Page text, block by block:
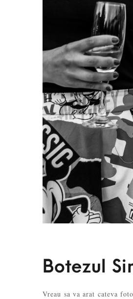
Botezul
Vreau sa va arat cateva